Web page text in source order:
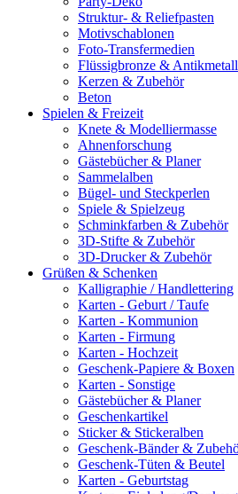
Struktur- & Reliefpasten
Motivschablonen
Foto-Transfermedien
Flüssigbronze & Antikmetall
Kerzen & Zubehör
Beton
Spielen & Freizeit
Knete & Modelliermasse
Ahnenforschung
Gästebücher & Planer
Sammelalben
Bügel- und Steckperlen
Spiele & Spielzeug
Schminkfarben & Zubehör
3D-Stifte & Zubehör
3D-Drucker & Zubehör
Grüßen & Schenken
Kalligraphie / Handlettering
Karten - Geburt / Taufe
Karten - Kommunion
Karten - Firmung
Karten - Hochzeit
Geschenk-Papiere & Boxen
Karten - Sonstige
Gästebücher & Planer
Geschenkartikel
Sticker & Stickeralben
Geschenk-Bänder &
Geschenk-Tüten & Beutel
Karten - Geburtstag